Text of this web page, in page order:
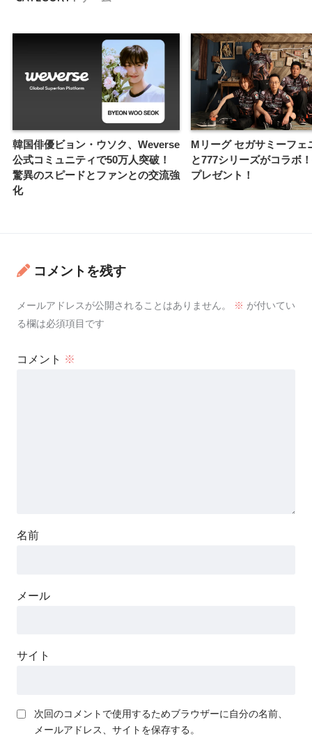
韓国俳優ビョン・ウソク、Weverse
公式コミュニティで50万人突破！
驚異のスピードとファンとの交流強
化
Mリーグ セガサミーフェ
と777シリーズがコラボ
プレゼント！
コメントを残す
メールアドレスが公開されることはありません。 ※ が付いてい
る欄は必須項目です
コメント ※
名前
メール
サイト
次回のコメントで使用するためブラウザーに自分の名前、
メールアドレス、サイトを保存する。